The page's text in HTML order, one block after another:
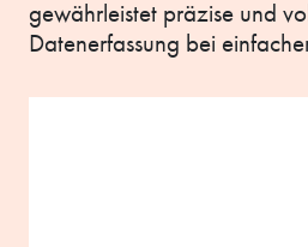
gewährleistet präzise und
Datenerfassung bei